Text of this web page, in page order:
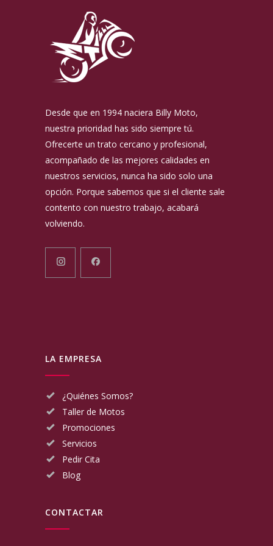
Desde que en 1994 naciera Billy Moto,
nuestra prioridad has sido siempre tú.
Ofrecerte un trato cercano y profesional,
acompañado de las mejores calidades en
nuestros servicios, nunca ha sido solo una
opción. Porque sabemos que si el cliente sale
contento con nuestro trabajo, acabará
volviendo.
LA EMPRESA
¿Quiénes Somos?
Taller de Motos
Promociones
Servicios
Pedir Cita
Blog
CONTACTAR